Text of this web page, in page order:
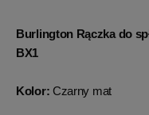
Burlington Rączka do
BX1
Kolor: Czarny mat